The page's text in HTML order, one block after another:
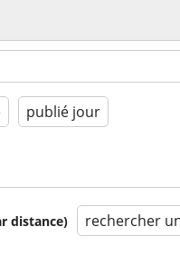
publié jour
distance) rechercher